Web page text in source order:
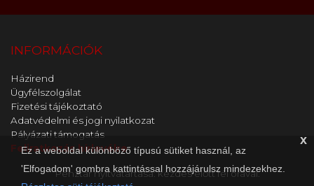
x
Ez a weboldal különböző típusú sütiket használ, az
'Elfogadom' gombra kattintással hozzájárulsz mindezekhez.
INFORMÁCIÓK
Házirend
Ügyfélszolgálat
Fizetési tájékoztató
Adatvédelmi és jogi nyilatkozat
Pályázati támogatás
Feliratkozás hírlevélre
Pénztár nyitvatartása: kezdés előtt fél órával.